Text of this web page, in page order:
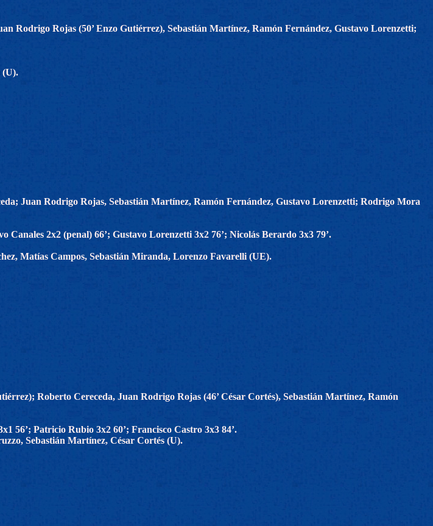
Rojas (50’ Enzo Gutiérrez), Sebastián Martínez, Ramón Fernández, Gustavo Lorenzetti;
(U).
Juan Rodrigo Rojas, Sebastián Martínez, Ramón Fernández, Gustavo Lorenzetti; Rodrigo Mora
2x2 (penal) 66’; Gustavo Lorenzetti 3x2 76’; Nicolás Berardo 3x3 79’.
Matías Campos, Sebastián Miranda, Lorenzo Favarelli (UE).
Roberto Cereceda, Juan Rodrigo Rojas (46’ César Cortés), Sebastián Martínez, Ramón
56’; Patricio Rubio 3x2 60’; Francisco Castro 3x3 84’.
Sebastián Martínez, César Cortés (U).